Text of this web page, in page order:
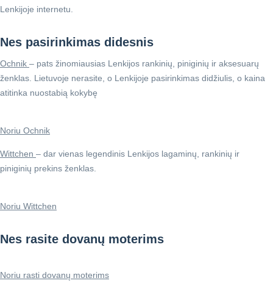
Lenkijoje internetu.
Nes pasirinkimas didesnis
Ochnik – pats žinomiausias Lenkijos rankinių, piniginių ir aksesuarų
ženklas. Lietuvoje nerasite, o Lenkijoje pasirinkimas didžiulis, o kaina
atitinka nuostabią kokybę
Noriu Ochnik
Wittchen – dar vienas legendinis Lenkijos lagaminų, rankinių ir
piniginių prekins ženklas.
Noriu Wittchen
Nes rasite dovanų moterims
Noriu rasti dovanų moterims